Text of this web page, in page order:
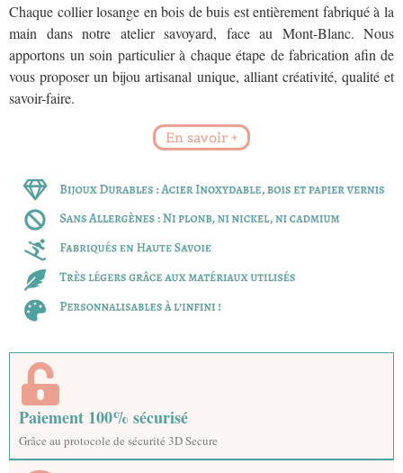
Chaque collier losange en bois de buis est entièrement fabriqué à la
main dans notre atelier savoyard, face au Mont-Blanc. Nous
apportons un soin particulier à chaque étape de fabrication afin de
vous proposer un bijou artisanal unique, alliant créativité, qualité et
savoir-faire.
En savoir +
Paiement 100% sécurisé
Grâce au protocole de sécurité 3D Secure